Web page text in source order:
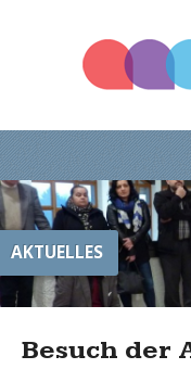
AKTUELLES
Besuch der